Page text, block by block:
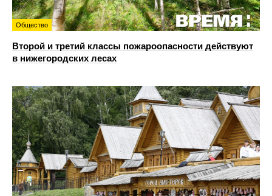
Общество
Второй и третий классы пожароопасности действуют
в нижегородских лесах